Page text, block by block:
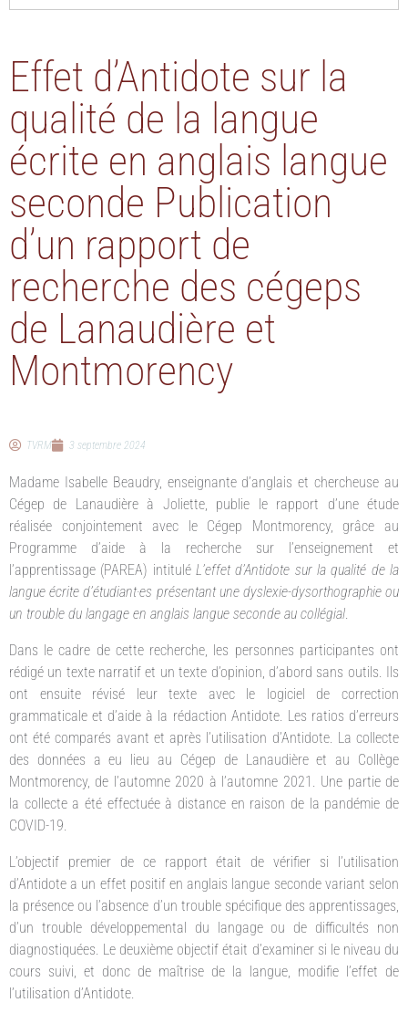
Effet d’Antidote sur la
qualité de la langue
écrite en anglais langue
seconde Publication
d’un rapport de
recherche des cégeps
de Lanaudière et
Montmorency
TVRM 3 septembre 2024
Madame Isabelle Beaudry, enseignante d’anglais et chercheuse au
Cégep de Lanaudière à Joliette, publie le rapport d’une étude
réalisée conjointement avec le Cégep Montmorency, grâce au
Programme d’aide à la recherche sur l’enseignement et
l’apprentissage (PAREA) intitulé L’effet d’Antidote sur la qualité de la
langue écrite d’étudiant·es présentant une dyslexie-dysorthographie ou
un trouble du langage en anglais langue seconde au collégial.
Dans le cadre de cette recherche, les personnes participantes ont
rédigé un texte narratif et un texte d’opinion, d’abord sans outils. Ils
ont ensuite révisé leur texte avec le logiciel de correction
grammaticale et d’aide à la rédaction Antidote. Les ratios d’erreurs
ont été comparés avant et après l’utilisation d’Antidote. La collecte
des données a eu lieu au Cégep de Lanaudière et au Collège
Montmorency, de l’automne 2020 à l’automne 2021. Une partie de
la collecte a été effectuée à distance en raison de la pandémie de
COVID-19.
L’objectif premier de ce rapport était de vérifier si l’utilisation
d’Antidote a un effet positif en anglais langue seconde variant selon
la présence ou l’absence d’un trouble spécifique des apprentissages,
d’un trouble développemental du langage ou de difficultés non
diagnostiquées. Le deuxième objectif était d’examiner si le niveau du
cours suivi, et donc de maîtrise de la langue, modifie l’effet de
l’utilisation d’Antidote.